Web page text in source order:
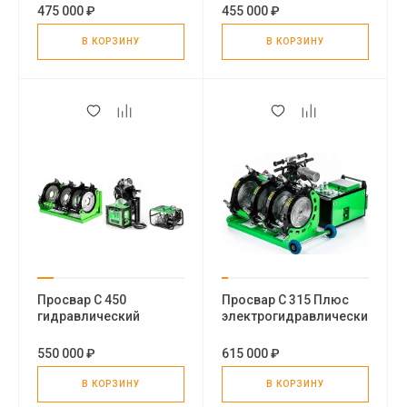
аппарат для
пластиковых труб
475 000 ₽
В КОРЗИНУ
аппарат для пнд труб
455 000 ₽
В КОРЗИНУ
Просвар С 450
гидравлический
аппарат для пэ труб
550 000 ₽
В КОРЗИНУ
Просвар С 315 Плюс
электрогидравлический
аппарат для пэ труб
615 000 ₽
В КОРЗИНУ